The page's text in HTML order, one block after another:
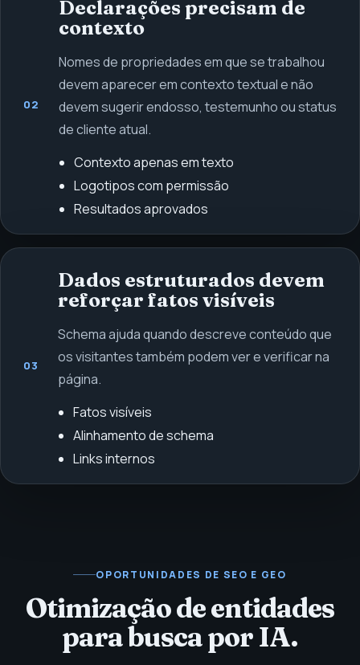
02
Declarações precisam de
contexto
Nomes de propriedades em que se trabalhou
devem aparecer em contexto textual e não
devem sugerir endosso, testemunho ou status
de cliente atual.
Contexto apenas em texto
Logotipos com permissão
Resultados aprovados
03
Dados estruturados devem
reforçar fatos visíveis
Schema ajuda quando descreve conteúdo que
os visitantes também podem ver e verificar na
página.
Fatos visíveis
Alinhamento de schema
Links internos
OPORTUNIDADES DE SEO E GEO
Otimização de entidades
para busca por IA.